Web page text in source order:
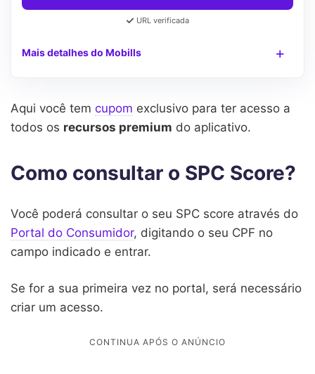
URL verificada
Mais detalhes do Mobills
Aqui você tem cupom exclusivo para ter acesso a
todos os recursos premium do aplicativo.
Como consultar o SPC Score?
Você poderá consultar o seu SPC score através do
Portal do Consumidor, digitando o seu CPF no
campo indicado e entrar.
Se for a sua primeira vez no portal, será necessário
criar um acesso.